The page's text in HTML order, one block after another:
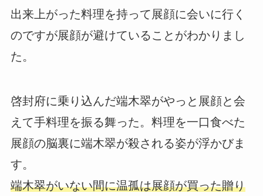
出来上がった料理を持って展顔に会いに行く
のですが展顔が避けていることがわかりまし
た。
啓封府に乗り込んだ端木翠がやっと展顔と会
えて手料理を振る舞った。料理を一口食べた
展顔の脳裏に端木翠が殺される姿が浮かびま
す。
端木翠がいない間に温孤は展顔が買った贈り